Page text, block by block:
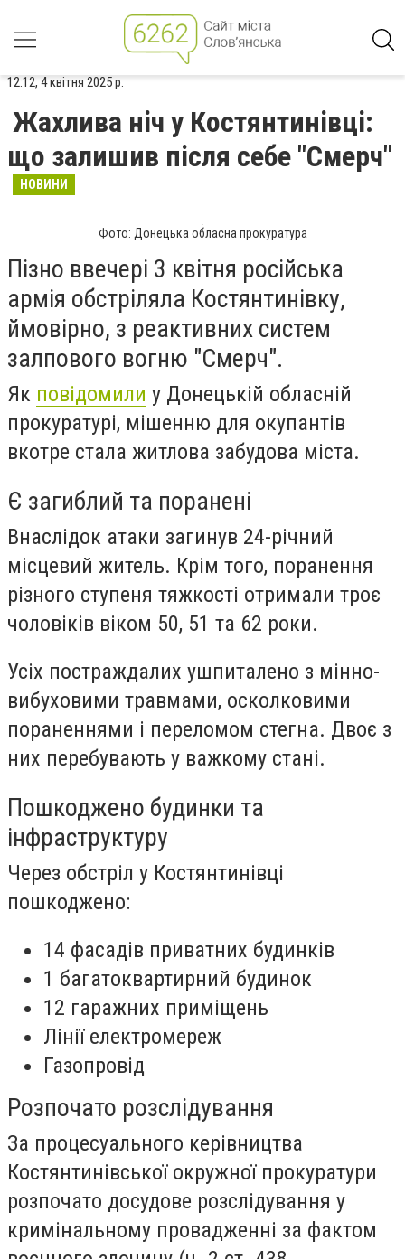
12:12, 4 квітня 2025 р.
Жахлива ніч у Костянтинівці:
що залишив після себе "Смерч"
НОВИНИ
Фото: Донецька обласна прокуратура
Пізно ввечері 3 квітня російська
армія обстріляла Костянтинівку,
ймовірно, з реактивних систем
залпового вогню "Смерч".
Як повідомили у Донецькій обласній
прокуратурі, мішенню для окупантів
вкотре стала житлова забудова міста.
Є загиблий та поранені
Внаслідок атаки загинув 24-річний
місцевий житель. Крім того, поранення
різного ступеня тяжкості отримали троє
чоловіків віком 50, 51 та 62 роки.
Усіх постраждалих ушпиталено з мінно-
вибуховими травмами, осколковими
пораненнями і переломом стегна. Двоє з
них перебувають у важкому стані.
Пошкоджено будинки та
інфраструктуру
Через обстріл у Костянтинівці
пошкоджено:
14 фасадів приватних будинків
1 багатоквартирний будинок
12 гаражних приміщень
Лінії електромереж
Газопровід
Розпочато розслідування
За процесуального керівництва
Костянтинівської окружної прокуратури
розпочато досудове розслідування у
кримінальному провадженні за фактом